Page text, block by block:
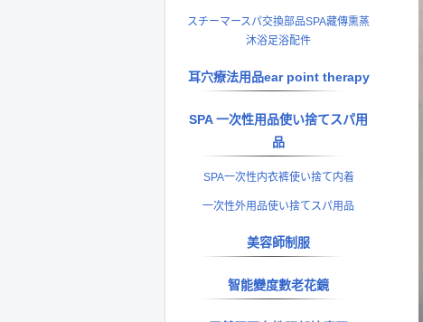
スチーマースパ交換部品SPA藏傳熏蒸
沐浴足浴配件
耳穴療法用品ear point therapy
SPA 一次性用品使い捨てスパ用
品
SPA一次性内衣裤使い捨て内着
一次性外用品使い捨てスパ用品
美容師制服
智能變度數老花鏡